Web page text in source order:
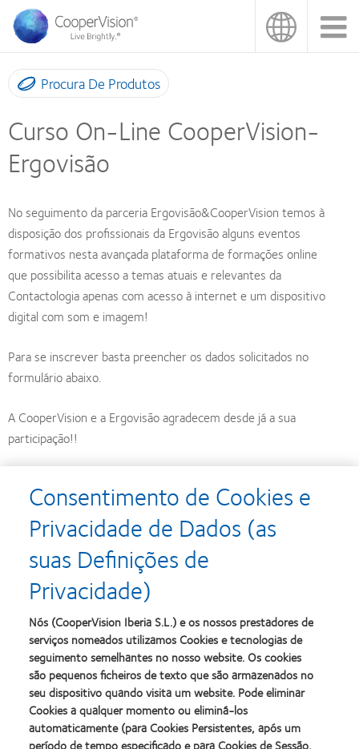
Passar
para
conteúdo
principal
Procura De Produtos
Curso On-Line CooperVision-
Ergovisão
No seguimento da parceria Ergovisão&CooperVision temos à
disposição dos profissionais da Ergovisão alguns eventos
formativos nesta avançada plataforma de formações online
que possibilita acesso a temas atuais e relevantes da
Contactologia apenas com acesso à internet e um dispositivo
digital com som e imagem!
Para se inscrever basta preencher os dados solicitados no
formulário abaixo.
A CooperVision e a Ergovisão agradecem desde já a sua
participação!!
(DISPONÍVEL) Segunda-feira 19 de fevereiro de 2018 das
16:30 às 17:30 horas Adaptação de Lentes de contacto
Ergolens Multifocais
(DISPONÍVEL) Sexta-feira 23 de fevereiro de 2018 das
11:00 às 12:00 horas Adaptação de Lentes de contacto
Ergolens Multifocais
Após a inscrição irá aparecer no seu monitor uma mensagem
indicando o sucesso da mesma.
Irá receber um e-mail com um link, no qual terá que clicar para
Consentimento de Cookies e
Privacidade de Dados (as
suas Definições de
Privacidade)
Nós (CooperVision Iberia S.L.) e os nossos prestadores de
serviços nomeados utilizamos Cookies e tecnologias de
seguimento semelhantes no nosso website. Os cookies
são pequenos ficheiros de texto que são armazenados no
seu dispositivo quando visita um website. Pode eliminar
Cookies a qualquer momento ou eliminá-los
automaticamente (para Cookies Persistentes, após um